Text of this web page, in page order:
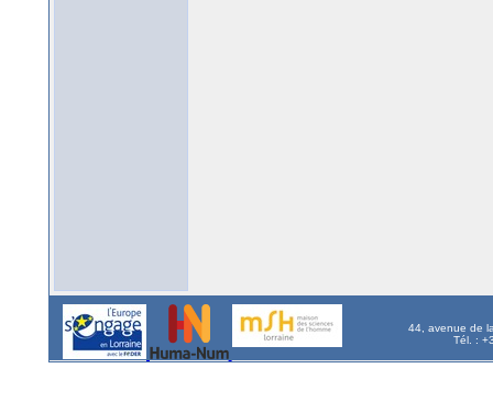
44, avenue de
Tél. :